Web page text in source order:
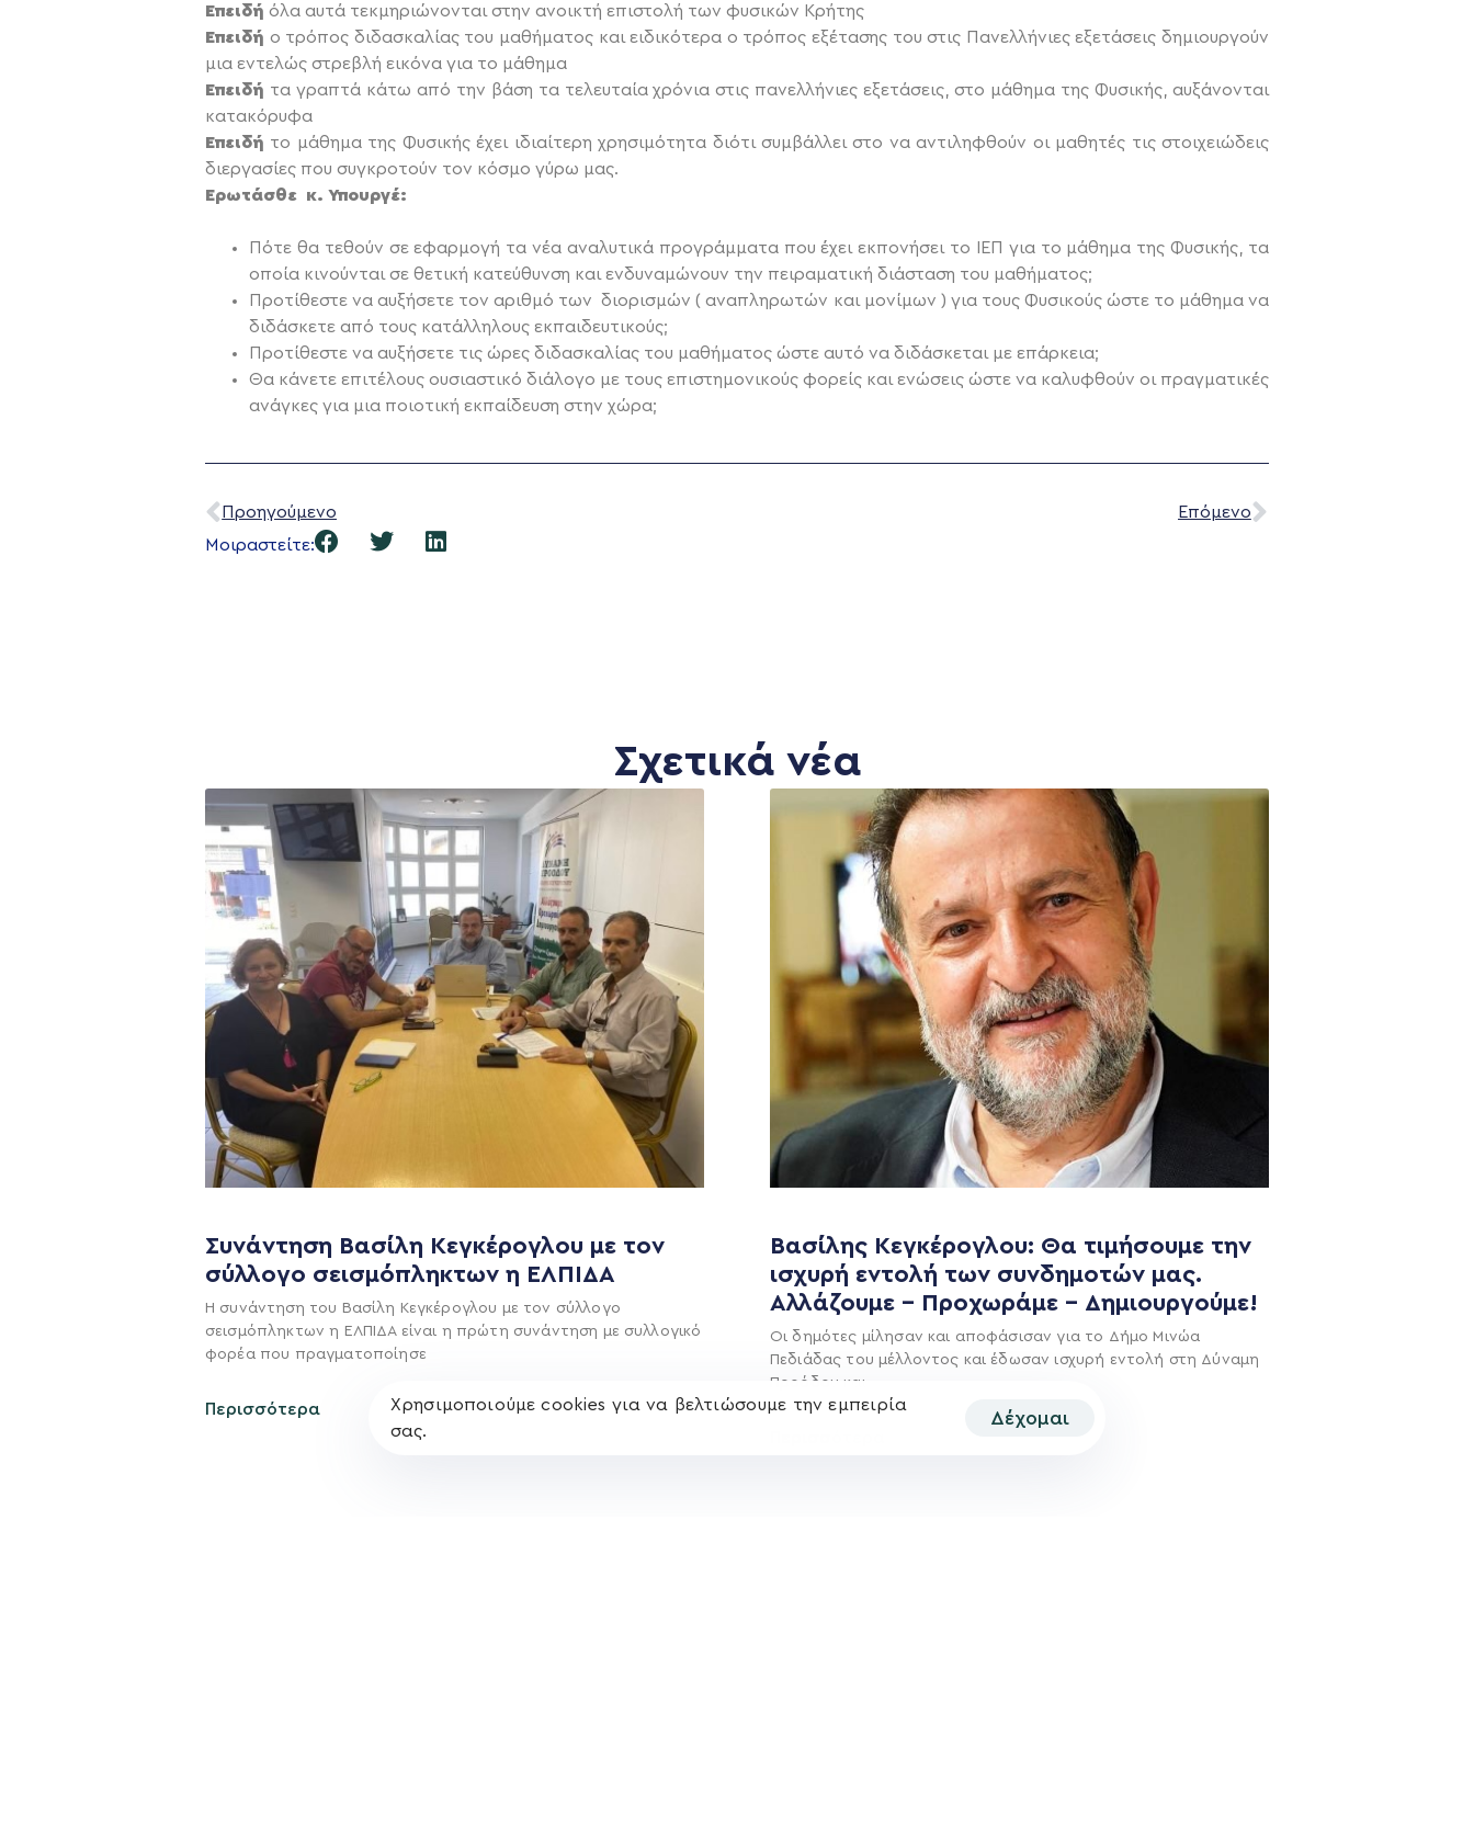
Επειδή όλα αυτά τεκμηριώνονται στην ανοικτή επιστολή των φυσικών Κρήτης
Επειδή ο τρόπος διδασκαλίας του μαθήματος και ειδικότερα ο τρόπος εξέτασης του στις Πανελλήνιες εξετάσεις δημιουργούν
μια εντελώς στρεβλή εικόνα για το μάθημα
Επειδή τα γραπτά κάτω από την βάση τα τελευταία χρόνια στις πανελλήνιες εξετάσεις, στο μάθημα της Φυσικής, αυξάνονται
κατακόρυφα
Επειδή το μάθημα της Φυσικής έχει ιδιαίτερη χρησιμότητα διότι συμβάλλει στο να αντιληφθούν οι μαθητές τις στοιχειώδεις
διεργασίες που συγκροτούν τον κόσμο γύρω μας.
Ερωτάσθε κ. Υπουργέ:
Πότε θα τεθούν σε εφαρμογή τα νέα αναλυτικά προγράμματα που έχει εκπονήσει το ΙΕΠ για το μάθημα της Φυσικής, τα
οποία κινούνται σε θετική κατεύθυνση και ενδυναμώνουν την πειραματική διάσταση του μαθήματος;
Προτίθεστε να αυξήσετε τον αριθμό των διορισμών ( αναπληρωτών και μονίμων ) για τους Φυσικούς ώστε το μάθημα να
διδάσκετε από τους κατάλληλους εκπαιδευτικούς;
Προτίθεστε να αυξήσετε τις ώρες διδασκαλίας του μαθήματος ώστε αυτό να διδάσκεται με επάρκεια;
Θα κάνετε επιτέλους ουσιαστικό διάλογο με τους επιστημονικούς φορείς και ενώσεις ώστε να καλυφθούν οι πραγματικές
ανάγκες για μια ποιοτική εκπαίδευση στην χώρα;
Προηγούμενο
Επόμενο
Μοιραστείτε:
Σχετικά νέα
Συνάντηση Βασίλη Κεγκέρογλου με τον
σύλλογο σεισμόπληκτων η ΕΛΠΙΔΑ
Η συνάντηση του Βασίλη Κεγκέρογλου με τον σύλλογο
σεισμόπληκτων η ΕΛΠΙΔΑ είναι η πρώτη συνάντηση με συλλογικό
φορέα που πραγματοποίησε
Περισσότερα
Βασίλης Κεγκέρογλου: Θα τιμήσουμε την
ισχυρή εντολή των συνδημοτών μας.
Αλλάζουμε – Προχωράμε – Δημιουργούμε!
Οι δημότες μίλησαν και αποφάσισαν για το Δήμο Μινώα
Πεδιάδας του μέλλοντος και έδωσαν ισχυρή εντολή στη Δύναμη
Προόδου και
Σχέδιο
Πολιτική Απορρήτου Επικοινωνία
ΕΚΛΟΓΙΚΌ ΚΈΝΤΡΟ
Ηλ. ταχυδρομείο
kegkeroglou@gmail.com
NEWSLETTER
Χρησιμοποιούμε cookies για να βελτιώσουμε την εμπειρία
σας.
Δέχομαι